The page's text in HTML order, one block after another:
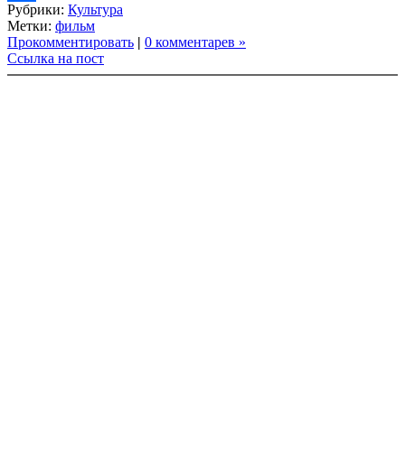
Link
Share
Рубрики: Культура
Метки: фильм
Прокомментировать | 0 комментарев »
Ссылка на пост